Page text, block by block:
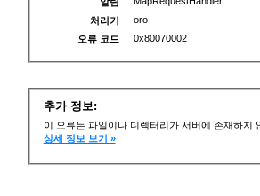
처리기
oro
오류 코드
0x80070002
추가 정보:
이 오류는 파일이나 디렉터리가 서버에 존재하지
상세 정보 보기 »